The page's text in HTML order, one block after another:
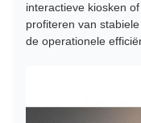
interactieve kiosken
profiteren van
de operationele